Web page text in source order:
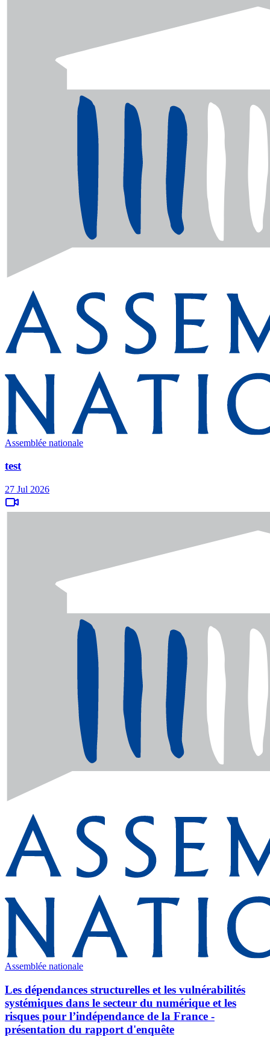
Assemblée nationale
test
27 Jul 2026
Assemblée nationale
Les dépendances structurelles et les vulnérabilités
systémiques dans le secteur du numérique et les
risques pour l’indépendance de la France -
présentation du rapport d'enquête